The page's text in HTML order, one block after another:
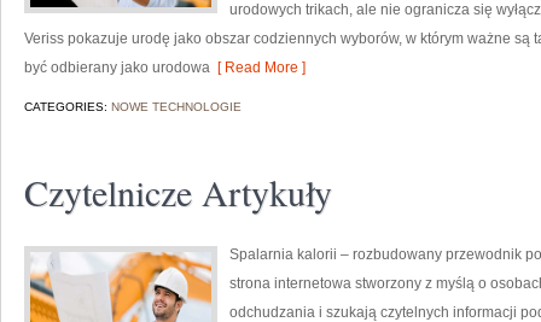
urodowych trikach, ale nie ogranicza się
Veriss pokazuje urodę jako obszar codziennych wyborów, w którym ważne są
być odbierany jako urodowa [ Read More ]
CATEGORIES: NOWE TECHNOLOGIE
Czytelnicze Artykuły
Spalarnia kalorii – rozbudowany przewodnik
strona internetowa stworzony z myślą o
odchudzania i szukają czytelnych informacji